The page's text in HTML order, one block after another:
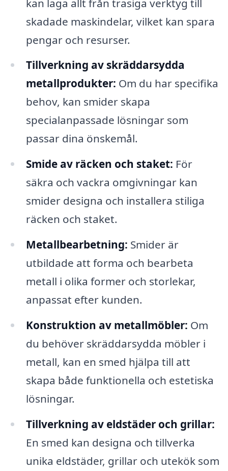
skadade maskindelar, vilket kan spara
pengar och resurser.
Tillverkning av skräddarsydda
metallprodukter: Om du har specifika
behov, kan smider skapa
specialanpassade lösningar som
passar dina önskemål.
Smide av räcken och staket: För
säkra och vackra omgivningar kan
smider designa och installera stiliga
räcken och staket.
Metallbearbetning: Smider är
utbildade att forma och bearbeta
metall i olika former och storlekar,
anpassat efter kunden.
Konstruktion av metallmöbler: Om
du behöver skräddarsydda möbler i
metall, kan en smed hjälpa till att
skapa både funktionella och estetiska
lösningar.
Tillverkning av eldstäder och grillar:
En smed kan designa och tillverka
unika eldstäder, grillar och utekök som